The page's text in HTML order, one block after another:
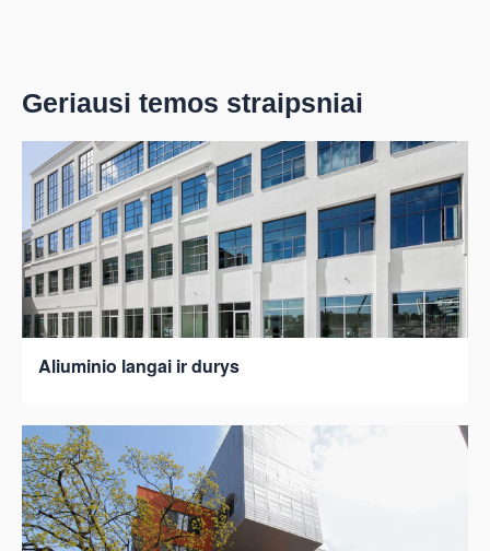
Geriausi temos straipsniai
Aliuminio langai ir durys